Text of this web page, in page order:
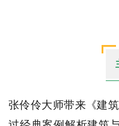
张伶伶大师带来《建